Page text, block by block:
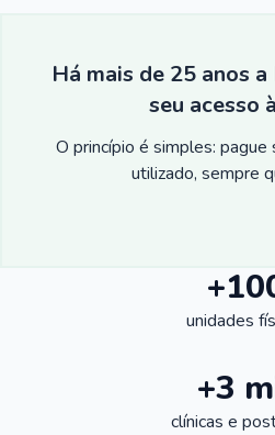
Há mais de 25 anos
seu acesso
O princípio é simples:
utilizado, sempre
unidades
+3
clínicas e